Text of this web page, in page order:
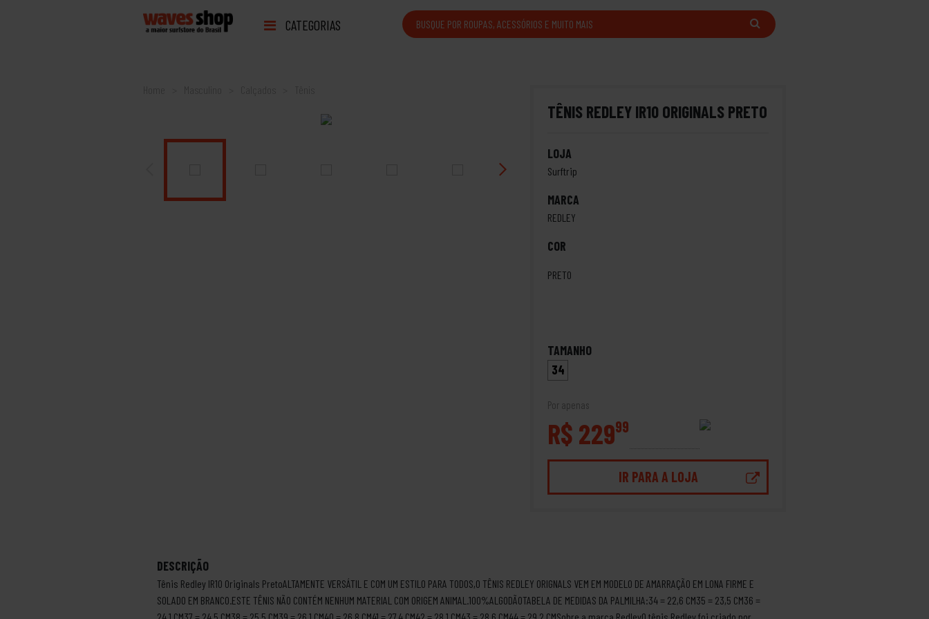
CATEGORIAS
Home
TÊNIS REDLEY IR10 ORIGINALS PRETO
LOJA
Surftrip
MARCA
REDLEY
COR
PRETO
TAMANHO
34
Por apenas
R$ 22999
IR PARA A LOJA
DESCRIÇÃO
Tênis Redley IR10 Originals PretoALTAMENTE VERSÁTIL E COM UM ESTILO PARA TODOS,O TÊNIS REDLEY ORIGNALS VEM EM MODELO DE AMARRAÇÃO EM LONA FIRME E
SOLADO EM BRANCO.ESTE TÊNIS NÃO CONTÉM NENHUM MATERIAL COM ORIGEM ANIMAL.100%ALGODÃOTABELA DE MEDIDAS DA PALMILHA:34 = 22,6 CM35 = 23,5 CM36 =